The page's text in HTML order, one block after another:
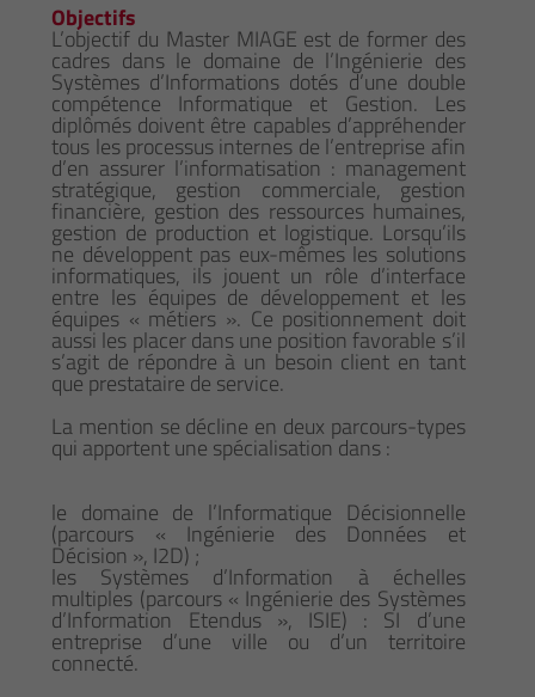
Objectifs
L’objectif du Master MIAGE est de former des
cadres dans le domaine de l’Ingénierie des
Systèmes d’Informations dotés d’une double
compétence Informatique et Gestion. Les
diplômés doivent être capables d’appréhender
tous les processus internes de l’entreprise afin
d’en assurer l’informatisation : management
stratégique, gestion commerciale, gestion
financière, gestion des ressources humaines,
gestion de production et logistique. Lorsqu’ils
ne développent pas eux-mêmes les solutions
informatiques, ils jouent un rôle d’interface
entre les équipes de développement et les
équipes « métiers ». Ce positionnement doit
aussi les placer dans une position favorable s’il
s’agit de répondre à un besoin client en tant
que prestataire de service.
La mention se décline en deux parcours-types
qui apportent une spécialisation dans :
le domaine de l’Informatique Décisionnelle
(parcours « Ingénierie des Données et
Décision », I2D) ;
les Systèmes d’Information à échelles
multiples (parcours « Ingénierie des Systèmes
d’Information Etendus », ISIE) : SI d’une
entreprise d’une ville ou d’un territoire
connecté.